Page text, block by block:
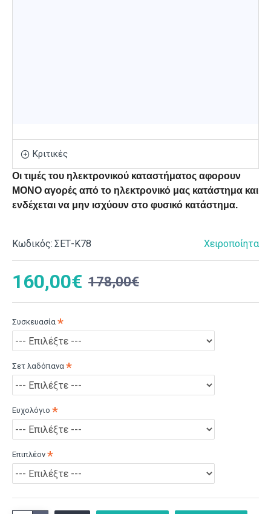
Κριτικές
Οι τιμές του ηλεκτρονικού καταστήματος αφορουν
ΜΟΝΟ αγορές από το ηλεκτρονικό μας κατάστημα και
ενδέχεται να μην ισχύουν στο φυσικό κατάστημα.
Κωδικός: ΣΕΤ-Κ78 Χειροποίητα
160,00€ 178,00€
Συσκευασία
Σετ λαδόπανα
Ευχολόγιο
Επιπλέον